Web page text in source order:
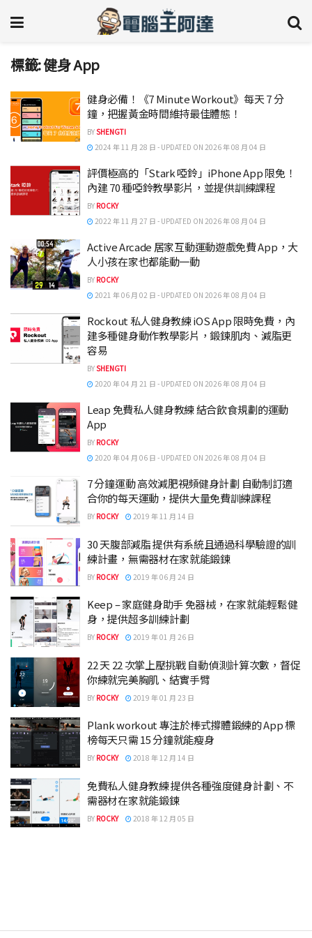
標籤:健身 App
健身必備！《7 Minute Workout》每天 7 分
鐘，把握黃金時間維持最佳體態！
BYSHENGTI
2024 年 11 月 28 日 - UPDATED ON 2026 年 08 月 04 日
評價極高的「Stark 啞鈴」iPhone App 限免！
內建 70 種啞鈴教學影片，並提供訓練課程
BY ROCKY
2022 年 11 月 27 日 - UPDATED ON 2026 年 08 月 04 日
Active Arcade 居家互動運動遊戲免費 App，大
人小孩在家也都能動一動
BY ROCKY
2021 年 06 月 02 日 - UPDATED ON 2026 年 08 月 04 日
Rockout 私人健身教練 iOS App 限時免費，內
建多種健身動作教學影片，鍛鍊肌肉、減脂更
容易
BYSHENGTI
2020 年 04 月 21 日 - UPDATED ON 2026 年 08 月 04 日
Leap 免費私人健身教練 結合飲食規劃的運動
App
BY ROCKY
2020 年 04 月 06 日 - UPDATED ON 2026 年 08 月 04 日
7 分鐘運動 高效減肥視頻健身計劃 自動制訂適
合你的每天運動，提供大量免費訓練課程
BY ROCKY 2019 年 11 月 14 日
30 天腹部減脂 提供有系統且通過科學驗證的訓
練計畫，無需器材在家就能鍛鍊
BY ROCKY 2019 年 06 月 24 日
Keep – 家庭健身助手 免器械，在家就能輕鬆健
身，提供超多訓練計劃
BY ROCKY 2019 年 01 月 26 日
22 天 22 次掌上壓挑戰 自動偵測計算次數，督促
你練就完美胸肌、結實手臂
BY ROCKY 2019 年 01 月 23 日
Plank workout 專注於棒式撐體鍛練的 App 標
榜每天只需 15 分鐘就能瘦身
BY ROCKY 2018 年 12 月 14 日
免費私人健身教練 提供各種強度健身計劃、不
需器材在家就能鍛鍊
BY ROCKY 2018 年 12 月 05 日